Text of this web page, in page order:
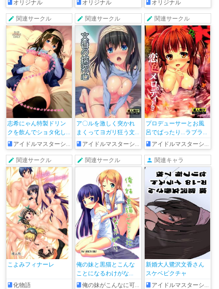
オリジナル オリジナル オリジナル
関連サークル
志希にゃん特製ドリン
クを飲んでショタ化し
たPが文香にシコシコし
てもらう本!!
アイドルマスターシンデレラガールズ
関連サークル
ア〇ルを激しく突かれ
まくってヨガリ狂う文
香がエロすぎる♡
アイドルマスターシンデレラガールズ
関連サークル
プロデューサーとお風
呂でばったり…ラブラブ
セックスで乱れる!!
アイドルマスターシンデレラガールズ
関連サークル
こよみフィナーレ
化物語
関連サークル
俺の妹と黒猫とこんな
ことになるわけがな
い。俺の妹がこんなに可愛いわけがない
関連キャラ
新婚大人鷺沢文香さん
スケベピクチャ
アイドルマスターシンデレラガールズ